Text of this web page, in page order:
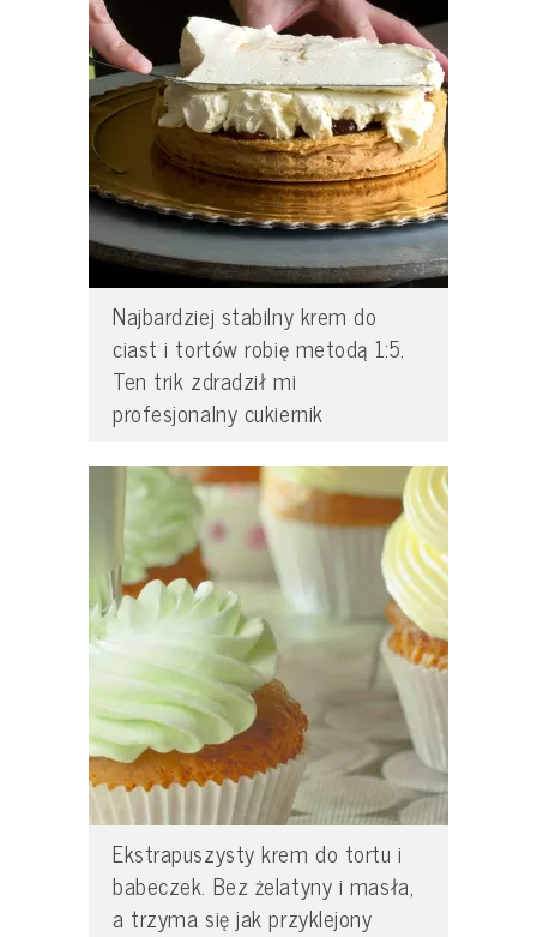
Najbardziej stabilny krem do
ciast i tortów robię metodą 1:5.
Ten trik zdradził mi
profesjonalny cukiernik
Ekstrapuszysty krem do tortu i
babeczek. Bez żelatyny i masła,
a trzyma się jak przyklejony